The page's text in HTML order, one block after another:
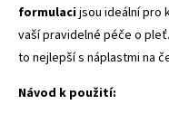
formulacijsou ideální pro
vaší pravidelné péče o
to nejlepší s náplastmi na
Návod k použití: